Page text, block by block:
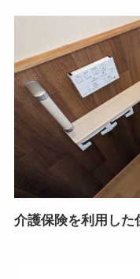
介護保険を利用した